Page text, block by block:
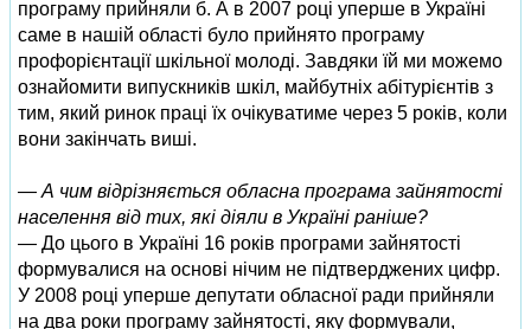
програму прийняли б. А в 2007 році уперше в Україні
саме в нашій області було прийнято програму
профорієнтації шкільної молоді. Завдяки їй ми можемо
ознайомити випускників шкіл, майбутніх абітурієнтів з
тим, який ринок праці їх очікуватиме через 5 років, коли
вони закінчать виші.
— А чим відрізняється обласна програма зайнятості
населення від тих, які діяли в Україні раніше?
— До цього в Україні 16 років програми зайнятості
формувалися на основі нічим не підтверджених цифр.
У 2008 році уперше депутати обласної ради прийняли
на два роки програму зайнятості, яку формували,